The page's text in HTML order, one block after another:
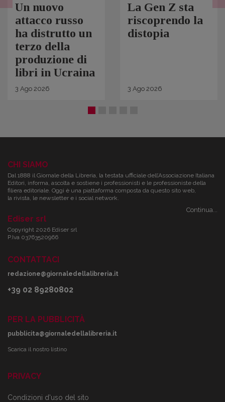
Un nuovo
attacco russo
ha distrutto un
terzo della
produzione di
libri in Ucraina
3 Ago 2026
La Gen Z sta
riscoprendo la
distopia
3 Ago 2026
CHI SIAMO
Dal 1888 il Giornale della Libreria, la testata ufficiale dell’Associazione Italiana
Editori, informa, ascolta e sostiene i professionisti e le professioniste della
filiera editoriale. Oggi è una piattaforma composta da questo sito web,
la rivista, le newsletter e i social network.
Continua...
Ediser srl
Copyright 2026 Ediser srl
P.Iva 03763520966
CONTATTACI
redazione@giornaledellalibreria.it
+39 02 89280802
PER LA PUBBLICITÀ
pubblicita@giornaledellalibreria.it
Scarica il nostro listino
PRIVACY
Condizioni d'uso del sito